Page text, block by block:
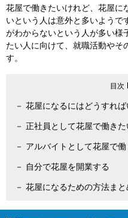
花屋で働きたいけれど、花屋に
いという人は意外と多いようで
がわからないという人が多い様
たい人に向けて、就職活動やそ
す。
花屋になるにはどうすれば
正社員として花屋で働きた
アルバイトとして花屋で働
自分で花屋を開業する
花屋になるための方法まと